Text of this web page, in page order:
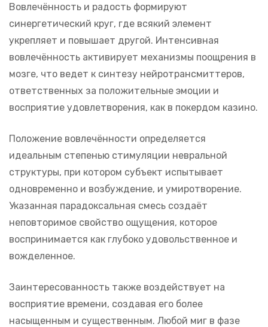
Вовлечённость и радость формируют
синергетический круг, где всякий элемент
укрепляет и повышает другой. Интенсивная
вовлечённость активирует механизмы поощрения в
мозге, что ведет к синтезу нейротрансмиттеров,
ответственных за положительные эмоции и
восприятие удовлетворения, как в покердом казино.
Положение вовлечённости определяется
идеальным степенью стимуляции невральной
структуры, при котором субъект испытывает
одновременно и возбуждение, и умиротворение.
Указанная парадоксальная смесь создаёт
неповторимое свойство ощущения, которое
воспринимается как глубоко удовольственное и
вожделенное.
Заинтересованность также воздействует на
восприятие времени, создавая его более
насыщенным и существенным. Любой миг в фазе